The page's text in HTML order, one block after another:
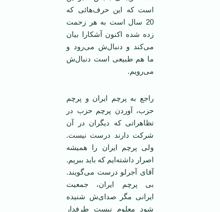
است که این حرف‌هائی که
20 سال است به هر زحمت
زده شده اکنون آشکارا بیان
می‌کند و دنبال‌ش می‌رود و
ما هم طبیعی است دنبال‌ش
می‌رویم.
راجع به پرچم ایران و پرچم
حزب، آوردن پرچم حزب در
تظاهراتی که دیگران در آن
شرکت دارند درست نیست.
ولی پرچم ایران را همیشه
اصرار داشته‌ایم که باید ببریم.
آقای آجرلو درست می‌گویند.
بی پرچم ایران، جمعیت
ایرانی مگر صدای‌ش شنیده
شود معلوم نیست طرفدار